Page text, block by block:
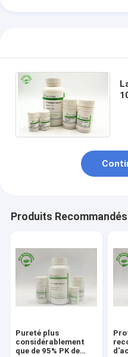
Produits Recommandés
Pureté plus
considérablement
que de 95% PK de